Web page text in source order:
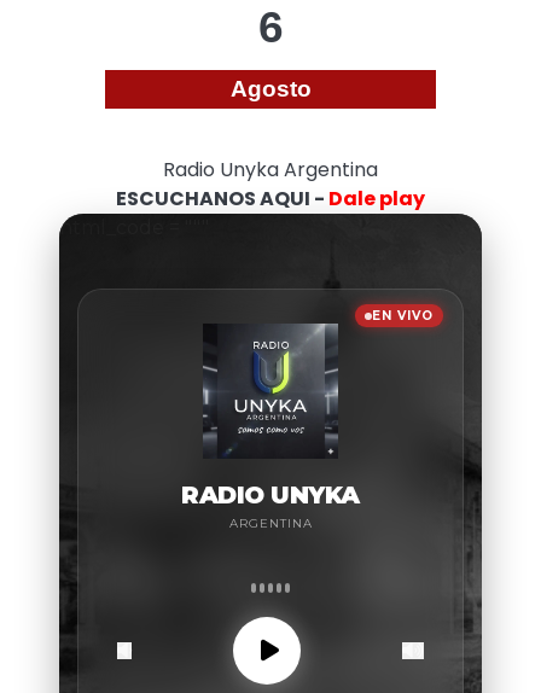
6
Agosto
Radio Unyka Argentina
ESCUCHANOS AQUI - Dale play